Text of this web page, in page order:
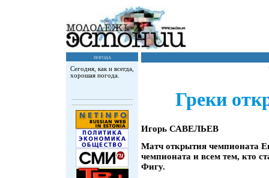
погода
Сегодня, как и всегда,
хорошая погода.
Греки
Игорь САВЕЛЬЕВ
Матч открытия чемпионата
чемпионата и всем тем, кто
Фигу.